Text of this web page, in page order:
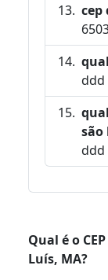
cep
ddd
são
ddd
Qual é o
Luís, MA?